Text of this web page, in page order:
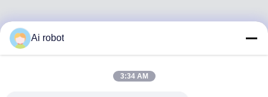
LABORATORY
Ai robot
3:34 AM